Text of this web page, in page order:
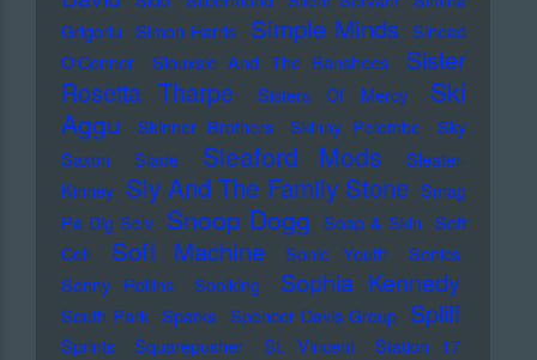
Grigoriu Simon Harris Simple Minds Sinead
O'Connor
Siouxsie And The Banshees
Sister
Rosetta Tharpe
Sisters Of Mercy
Ski
Aggu
Skinner Brothers Skinny Pelembe
Sky
Saxon
Slade Sleaford Mods
Sleater-
Kinney Sly And The Family Stone Smag
Pa Dig Selv Snoop Dogg Soap & Skin Soft
Cell
Soft Machine Sonic Youth
Sonics
Sonny Rollins
Soolking Sophia Kennedy
South Park Sparks Spencer Davis Group Spliff
Sprints Squarepusher St. Vincent
Station 17